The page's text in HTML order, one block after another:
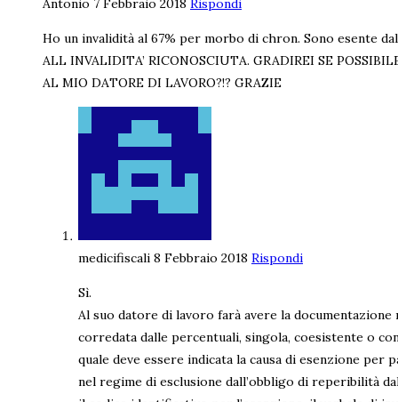
Antonio 7 Febbraio 2018 Rispondi
Ho un invalidità al 67% per morbo di chron. Sono esente
ALL INVALIDITA’ RICONOSCIUTA. GRADIREI SE
AL MIO DATORE DI LAVORO?!? GRAZIE
medicifiscali 8 Febbraio 2018 Rispondi
Sì.
Al suo datore di lavoro farà avere la
corredata dalle percentuali, singola, coesistente o
quale deve essere indicata la causa di esenzione
nel regime di esclusione dall’obbligo di reperibilità